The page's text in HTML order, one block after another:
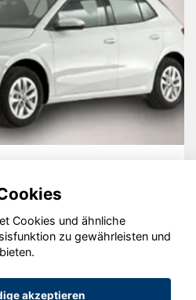
GmbH 2020 - 2026
Cookies und ähnliche
zu gewährleisten und
akzeptieren